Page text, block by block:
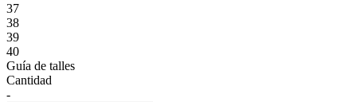
37
38
39
40
Guía de talles
Cantidad
-